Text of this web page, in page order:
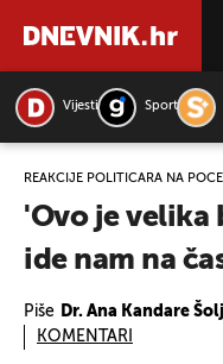
Vijesti Sport
REAKCIJE POLITIČARA NA
'Ovo je velika
ide nam na
Piše Dr. Ana Kandare
KOMENTARI
PRETRAŽITE VIJESTI